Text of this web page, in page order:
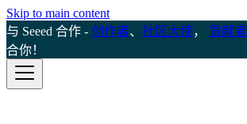
Skip to main content
与 Seeed 合作 - 创作者、 社区大使， 贡献者
合你！